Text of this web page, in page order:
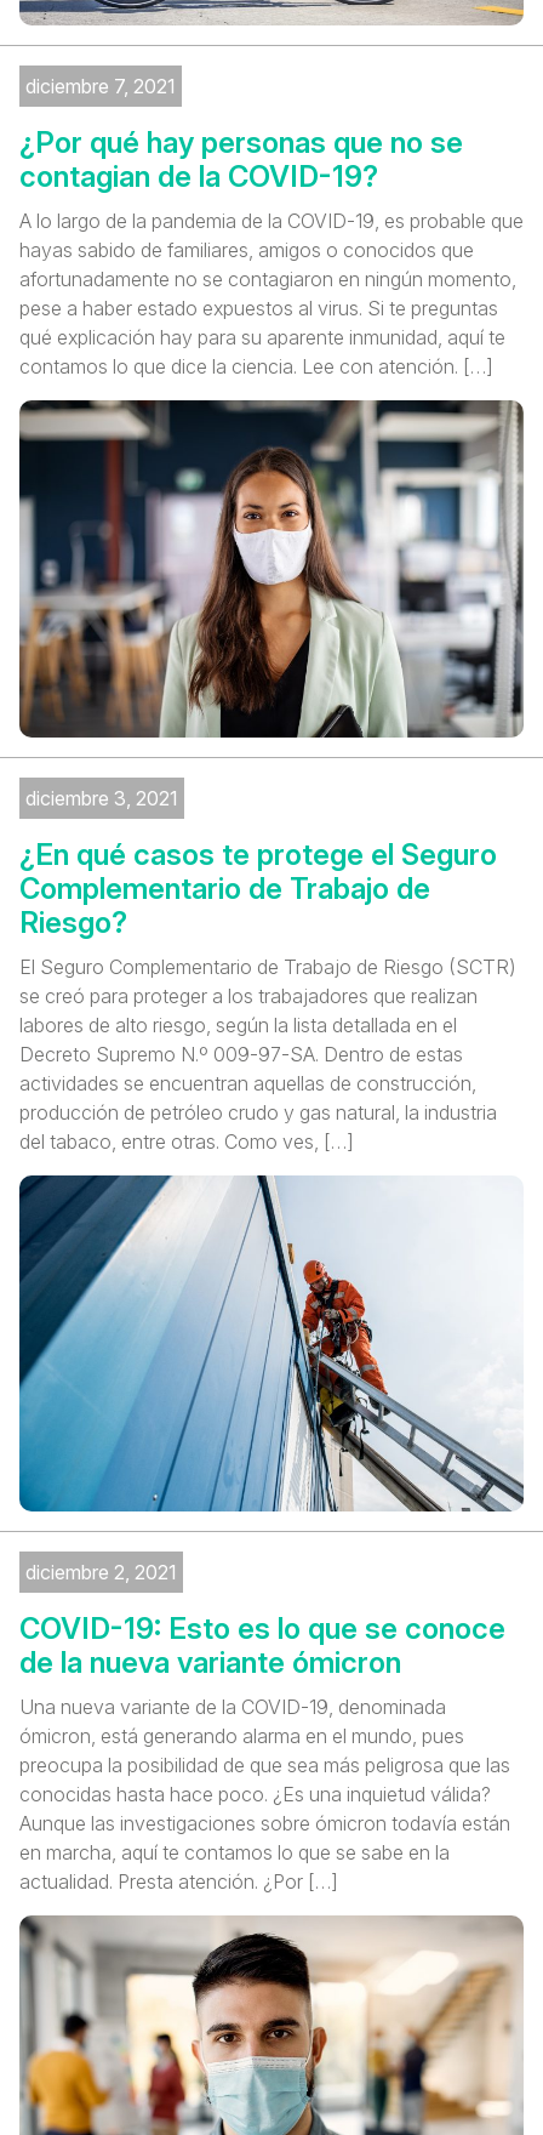
diciembre 7, 2021
¿Por qué hay personas que no se
contagian de la COVID-19?
A lo largo de la pandemia de la COVID-19, es probable que
hayas sabido de familiares, amigos o conocidos que
afortunadamente no se contagiaron en ningún momento,
pese a haber estado expuestos al virus. Si te preguntas
qué explicación hay para su aparente inmunidad, aquí te
contamos lo que dice la ciencia. Lee con atención. […]
diciembre 3, 2021
¿En qué casos te protege el Seguro
Complementario de Trabajo de
Riesgo?
El Seguro Complementario de Trabajo de Riesgo (SCTR)
se creó para proteger a los trabajadores que realizan
labores de alto riesgo, según la lista detallada en el
Decreto Supremo N.º 009-97-SA. Dentro de estas
actividades se encuentran aquellas de construcción,
producción de petróleo crudo y gas natural, la industria
del tabaco, entre otras. Como ves, […]
diciembre 2, 2021
COVID-19: Esto es lo que se conoce
de la nueva variante ómicron
Una nueva variante de la COVID-19, denominada
ómicron, está generando alarma en el mundo, pues
preocupa la posibilidad de que sea más peligrosa que las
conocidas hasta hace poco. ¿Es una inquietud válida?
Aunque las investigaciones sobre ómicron todavía están
en marcha, aquí te contamos lo que se sabe en la
actualidad. Presta atención. ¿Por […]